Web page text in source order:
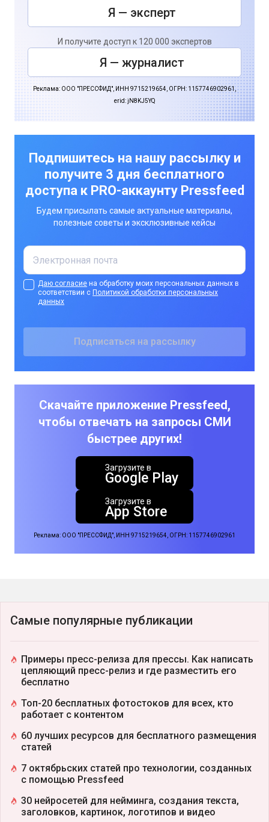
Я — эксперт
И получите доступ к 120 000 экспертов
Я — журналист
Реклама: ООО "ПРЕССФИД", ИНН 9715219654, ОГРН: 1157746902961,
erid: jN8KJ5YQ
Подпишитесь на нашу рассылку и
получите 3 дня бесплатного
доступа к PRO-аккаунту Pressfeed
Будем присылать самые актуальные материалы,
полезные советы и эксклюзивные кейсы
Даю согласие на обработку моих персональных данных в
соответствии с Политикой обработки персональных
данных
Скачайте приложение Pressfeed,
чтобы отвечать на запросы СМИ
быстрее других!
Загрузите в
Google Play
Загрузите в
App Store
Реклама: ООО "ПРЕССФИД", ИНН 9715219654, ОГРН: 1157746902961
Самые популярные публикации
Примеры пресс-релиза для прессы. Как написать
цепляющий пресс-релиз и где разместить его
бесплатно
Топ-20 бесплатных фотостоков для всех, кто
работает с контентом
60 лучших ресурсов для бесплатного размещения
статей
7 октябрьских статей про технологии, созданных
с помощью Pressfeed
30 нейросетей для нейминга, создания текста,
заголовков, картинок, логотипов и видео